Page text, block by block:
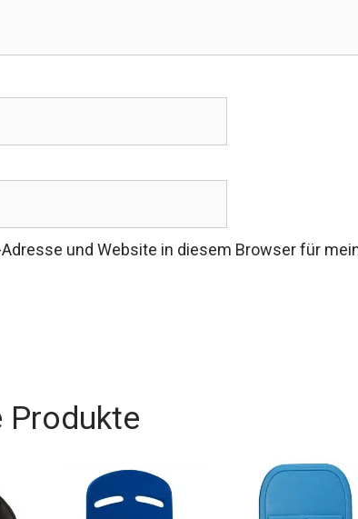
Adresse und Website in diesem Browser für
Produkte